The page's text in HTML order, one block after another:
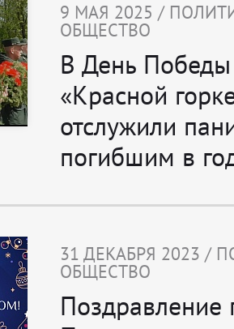
9 МАЯ 2025 /
ОБЩЕСТВО
В День
«Красной
отслужили
погибшим в
31 ДЕКАБРЯ 2023 /
ОБЩЕСТВО
Поздравление